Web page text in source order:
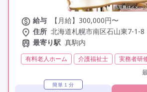
給与
【月給】300,000円〜
住所 北海道札幌市南区石山東7-1-8
最寄り駅 真駒内
有料老人ホーム 介護福祉士
実務者研
残業月20時間以内
社会保険完備
交通費支給 学歴不問
簡単１分